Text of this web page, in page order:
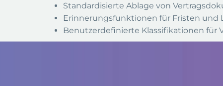
Standardisierte Ablage von
Erinnerungsfunktionen für Fristen und
Benutzerdefinierte Klassifikationen für